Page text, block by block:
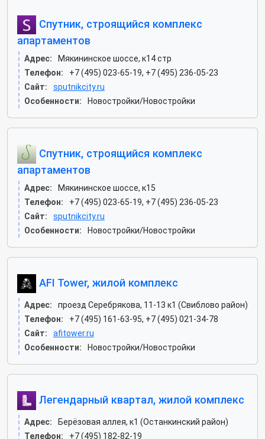
Спутник, строящийся комплекс
апартаментов
Адрес:
Мякининское шоссе, к14 стр
Телефон:
+7 (495) 023-65-19, +7 (495) 236-05-23
Сайт:
sputnikcity.ru
Особенности:
Новостройки/Новостройки
Спутник, строящийся комплекс
апартаментов
Адрес:
Мякининское шоссе, к15
Телефон:
+7 (495) 023-65-19, +7 (495) 236-05-23
Сайт:
sputnikcity.ru
Особенности:
Новостройки/Новостройки
AFI Tower, жилой комплекс
Адрес:
проезд Серебрякова, 11-13 к1 (Свиблово район)
Телефон:
+7 (495) 161-63-95, +7 (495) 021-34-78
Сайт:
afitower.ru
Особенности:
Новостройки/Новостройки
Легендарный квартал, жилой комплекс
Адрес:
Берёзовая аллея, к1 (Останкинский район)
Телефон:
+7 (495) 182-82-19